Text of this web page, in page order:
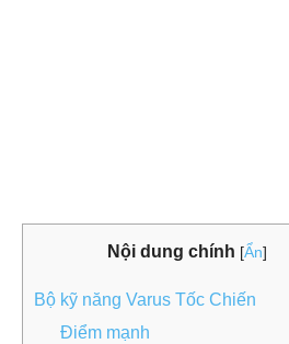
Nội dung chính [Ẩn]
Bộ kỹ năng Varus Tốc Chiến
Điểm mạnh